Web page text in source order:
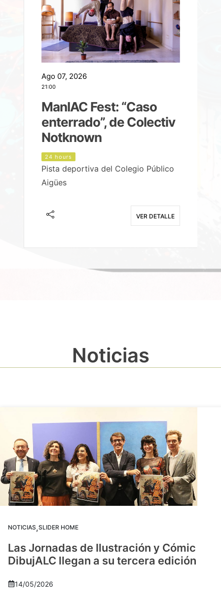
Ago 07, 2026
21:00
ManIAC Fest: “Caso
enterrado”, de Colectiv
Notknown
24 hours
Pista deportiva del Colegio Público
Aigües
VER DETALLE
Noticias
NOTICIAS,SLIDER HOME
Las Jornadas de Ilustración y Cómic
DibujALC llegan a su tercera edición
14/05/2026